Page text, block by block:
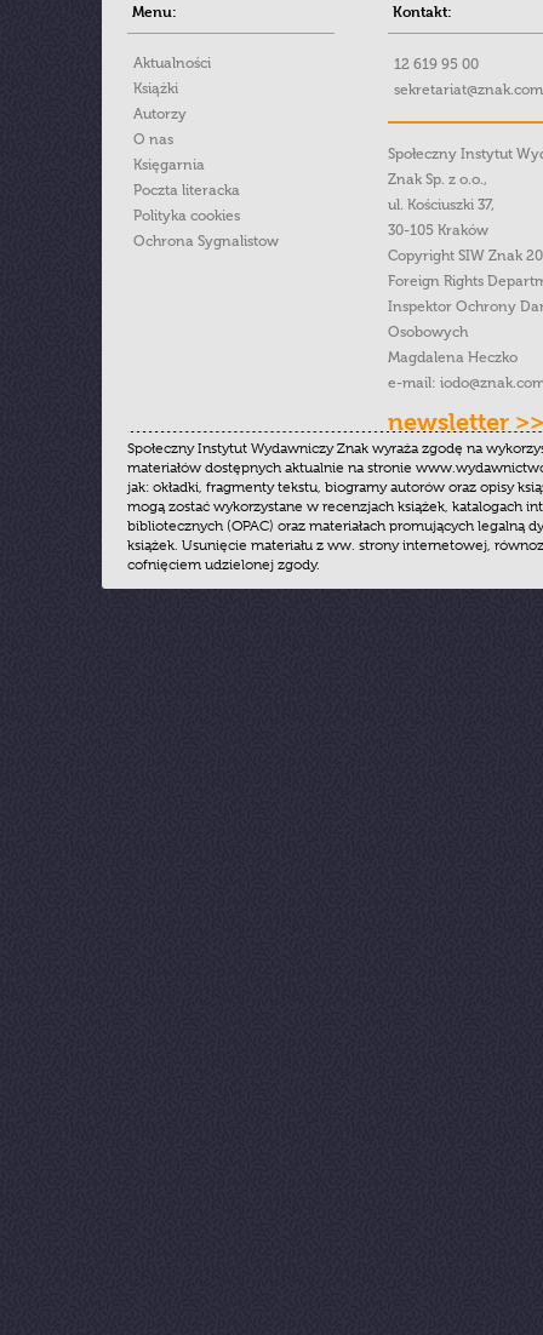
Menu:
Aktualności
Książki
Autorzy
O nas
Księgarnia
Poczta literacka
Polityka cookies
Ochrona Sygnalistow
Kontakt:
12 619 95 00
Społeczny Instytut
Znak Sp. z o.o.,
ul. Kościuszki 37,
30-105 Kraków
Copyright SIW Znak
Foreign Rights
Inspektor Ochrony
Osobowych
Magdalena Heczko
e-mail:
newsletter >>
Społeczny Instytut Wydawniczy Znak wyraża zgodę na
materiałów dostępnych aktualnie na stronie
jak: okładki, fragmenty tekstu, biogramy autorów oraz opisy
mogą zostać wykorzystane w recenzjach książek, katalogach
bibliotecznych (OPAC) oraz materiałach promujących legalną
książek. Usunięcie materiału z ww. strony internetowej,
cofnięciem udzielonej zgody.